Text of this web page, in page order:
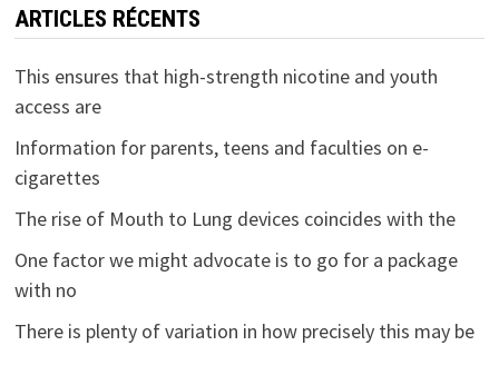
ARTICLES RÉCENTS
This ensures that high-strength nicotine and youth
access are
Information for parents, teens and faculties on e-
cigarettes
The rise of Mouth to Lung devices coincides with the
One factor we might advocate is to go for a package
with no
There is plenty of variation in how precisely this may be